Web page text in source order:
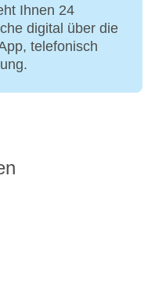
Ihnen 24
digital über die
telefonisch